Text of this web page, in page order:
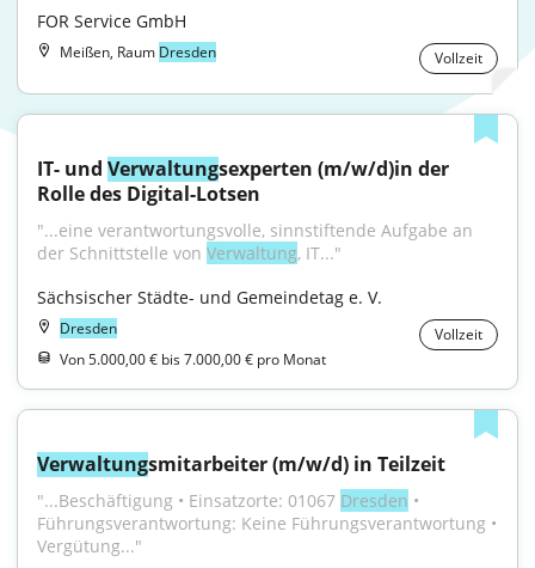
FOR Service GmbH
Meißen, Raum Dresden Vollzeit
IT- und Verwaltungsexperten (m/w/d)in der
Rolle des Digital-Lotsen
"...eine verantwortungsvolle, sinnstiftende Aufgabe an
der Schnittstelle von Verwaltung, IT..."
Sächsischer Städte- und Gemeindetag e. V.
Dresden
Vollzeit
Von 5.000,00 € bis 7.000,00 € pro Monat
Verwaltungsmitarbeiter (m/w/d) in Teilzeit
"...Beschäftigung • Einsatzorte: 01067 Dresden •
Führungsverantwortung: Keine Führungsverantwortung •
Vergütung..."